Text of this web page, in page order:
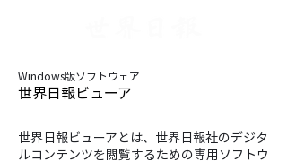
Windows版ソフトウェア
​世界日報ビューア
世界日報ビューアとは、世界日報社のデジタ
ルコンテンツを閲覧するための専用ソフトウ